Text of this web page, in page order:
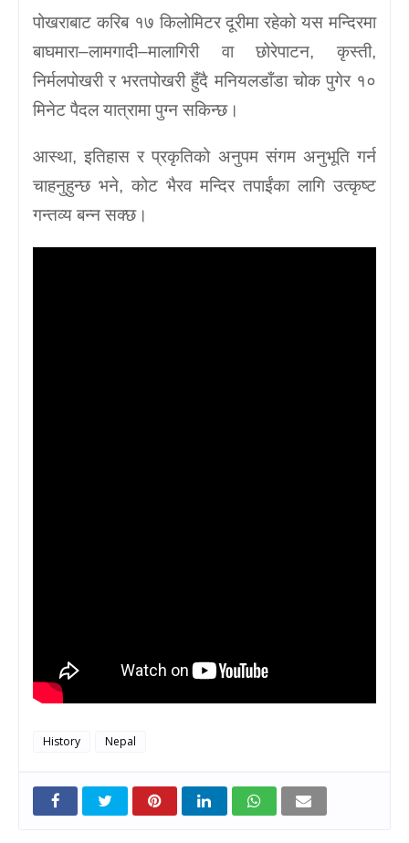
पोखराबाट करिब १७ किलोमिटर दूरीमा रहेको यस मन्दिरमा
बाघमारा–लामगादी–मालागिरी वा छोरेपाटन, कृस्ती,
निर्मलपोखरी र भरतपोखरी हुँदै मनियलडाँडा चोक पुगेर १०
मिनेट पैदल यात्रामा पुग्न सकिन्छ।
आस्था, इतिहास र प्रकृतिको अनुपम संगम अनुभूति गर्न
चाहनुहुन्छ भने, कोट भैरव मन्दिर तपाईंका लागि उत्कृष्ट
गन्तव्य बन्न सक्छ।
History Nepal